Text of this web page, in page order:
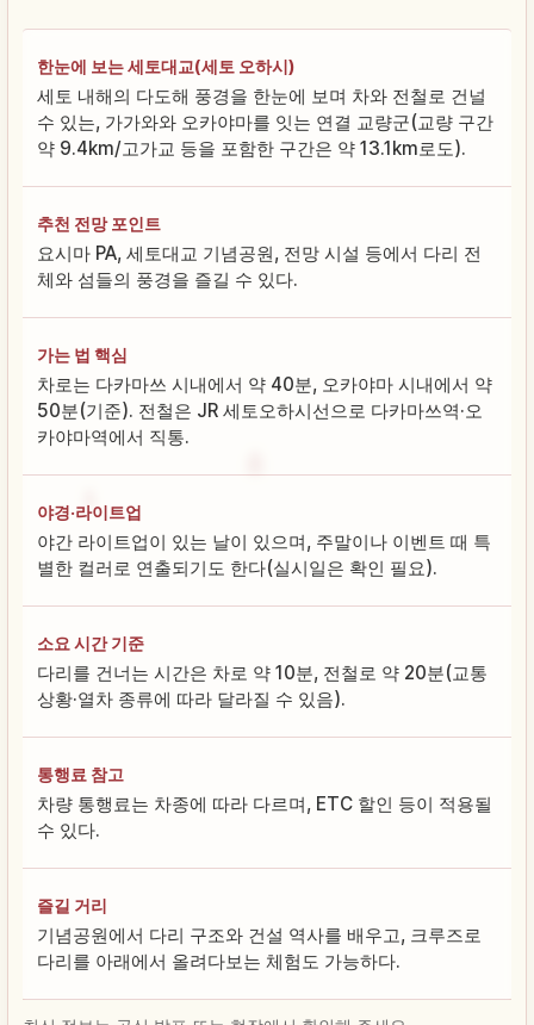
한눈에 보는 세토대교(세토 오하시)
세토 내해의 다도해 풍경을 한눈에 보며 차와 전철로 건널
수 있는, 가가와와 오카야마를 잇는 연결 교량군(교량 구간
약 9.4km/고가교 등을 포함한 구간은 약 13.1km로도).
추천 전망 포인트
요시마 PA, 세토대교 기념공원, 전망 시설 등에서 다리 전
체와 섬들의 풍경을 즐길 수 있다.
가는 법 핵심
차로는 다카마쓰 시내에서 약 40분, 오카야마 시내에서 약
50분(기준). 전철은 JR 세토오하시선으로 다카마쓰역·오
카야마역에서 직통.
야경·라이트업
야간 라이트업이 있는 날이 있으며, 주말이나 이벤트 때 특
별한 컬러로 연출되기도 한다(실시일은 확인 필요).
소요 시간 기준
다리를 건너는 시간은 차로 약 10분, 전철로 약 20분(교통
상황·열차 종류에 따라 달라질 수 있음).
통행료 참고
차량 통행료는 차종에 따라 다르며, ETC 할인 등이 적용될
수 있다.
즐길 거리
기념공원에서 다리 구조와 건설 역사를 배우고, 크루즈로
다리를 아래에서 올려다보는 체험도 가능하다.